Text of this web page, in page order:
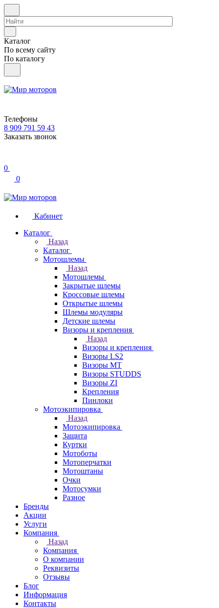
Каталог
По всему сайту
По каталогу
Телефоны
8 909 791 59 43
Заказать звонок
0
0
Кабинет
Каталог
Назад
Каталог
Мотошлемы
Назад
Мотошлемы
Закрытые шлемы
Кроссовые шлемы
Открытые шлемы
Шлемы модуляры
Детские шлемы
Визоры и крепления
Назад
Визоры и крепления
Визоры LS2
Визоры MT
Визоры STUDDS
Визоры ZI
Крепления
Пинлоки
Мотоэкипировка
Назад
Мотоэкипировка
Защита
Куртки
Мотоботы
Мотоперчатки
Мотоштаны
Очки
Мотосумки
Разное
Бренды
Акции
Услуги
Компания
Назад
Компания
О компании
Реквизиты
Отзывы
Блог
Информация
Контакты